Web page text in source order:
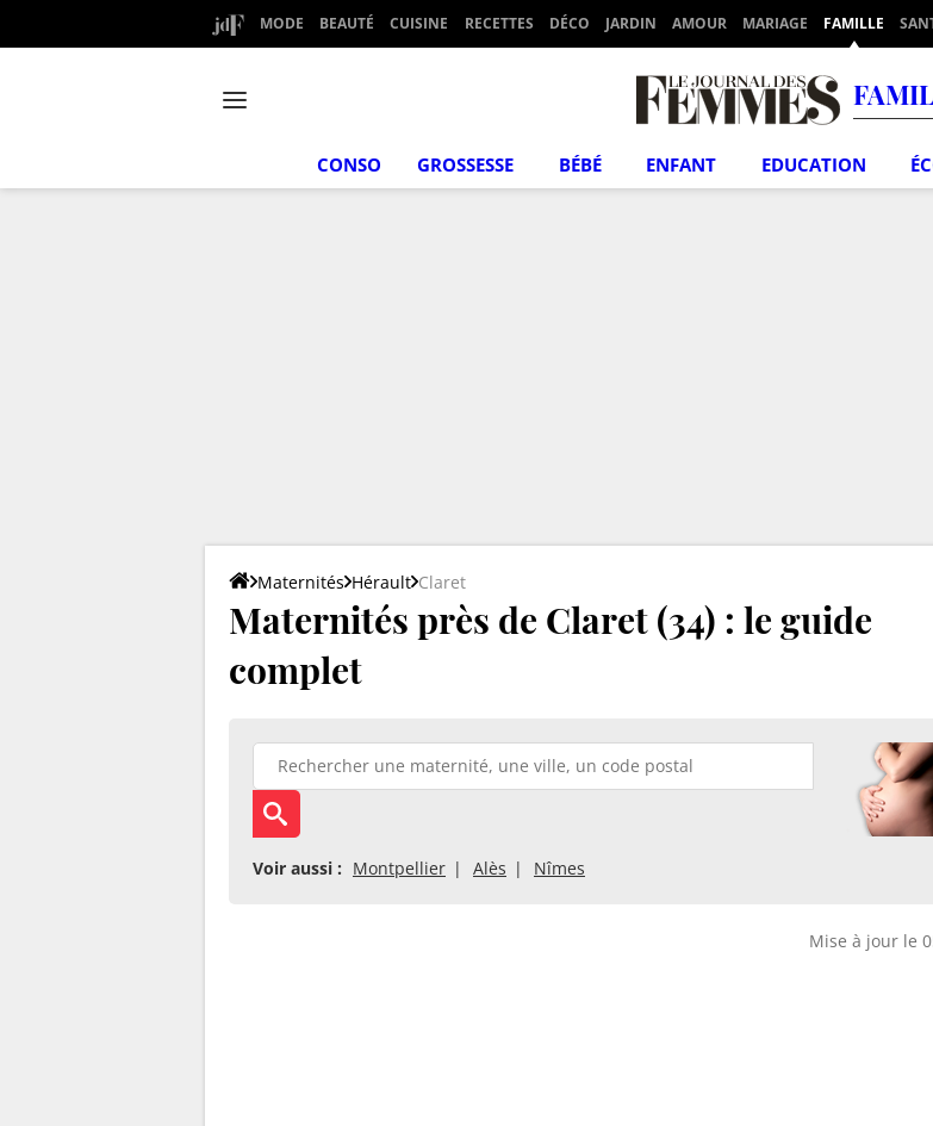
MODE BEAUTÉ CUISINE RECETTES DÉCO JARDIN AMOUR MARIAGE FAMILLE
CONSO GROSSESSE BÉBÉ ENFANT EDUCATION
Maternités Hérault Claret
Maternités près de Claret (34) : le guide
complet
Voir aussi : Montpellier Alès Nîmes
Mise à jour le